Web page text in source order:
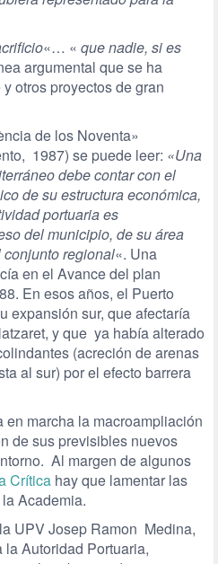
«… « que nadie, si es
argumental que se ha
otros proyectos de gran
de los Noventa»
1987) se puede leer: «Una
debe contar con el
de su estructura económica,
portuaria es
del municipio, de su área
regional«. Una
en el Avance del plan
En esos años, el Puerto
expansión sur, que afectaría
y que ya había alterado
(acreción de arenas
al sur) por el efecto barrera
en marcha la macroampliación
de sus previsibles nuevos
Al margen de algunos
Crítica hay que lamentar las
Academia.
UPV Josep Ramon Medina,
Autoridad Portuaria,